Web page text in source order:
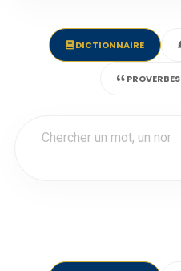
DICTIONNAIRE
PROVERBES